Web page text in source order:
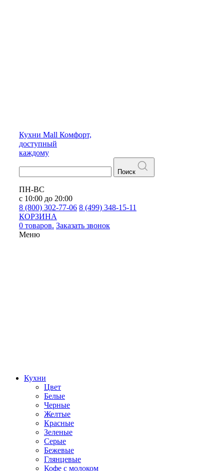
Кухни Mall Комфорт,
доступный
каждому
Поиск
ПН-ВС
с 10:00 до 20:00
8 (800) 302-77-06 8 (499) 348-15-11
КОРЗИНА
0 товаров. Заказать звонок
Меню
Кухни
Цвет
Белые
Черные
Желтые
Красные
Зеленые
Серые
Бежевые
Глянцевые
Кофе с молоком